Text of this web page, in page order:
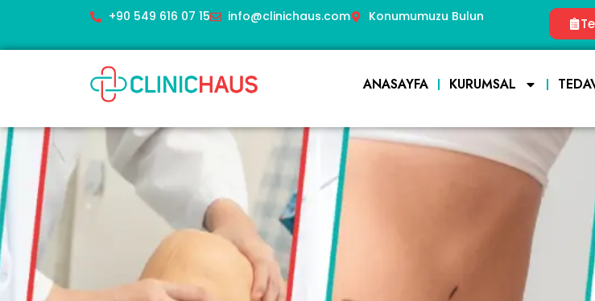
+90 549 616 07 15 info@clinichaus.com Konumumuzu Bulun
ANASAYFA KURUMSAL